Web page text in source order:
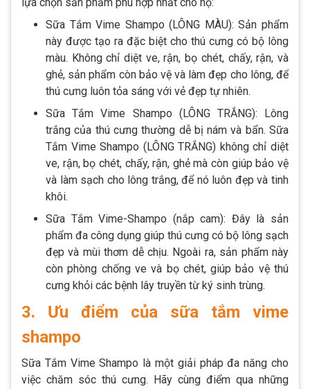
Sữa Tắm Vime Shampo (LÔNG MÀU): Sản phẩm
này được tạo ra đặc biệt cho thú cưng có bộ lông
màu. Không chỉ diệt ve, rận, bọ chét, chấy, rận, và
ghẻ, sản phẩm còn bảo vệ và làm đẹp cho lông, để
thú cưng luôn tỏa sáng với vẻ đẹp tự nhiên.
Sữa Tắm Vime Shampo (LÔNG TRẮNG): Lông
trắng của thú cưng thường dễ bị nám và bẩn. Sữa
Tắm Vime Shampo (LÔNG TRẮNG) không chỉ diệt
ve, rận, bọ chét, chấy, rận, ghẻ mà còn giúp bảo vệ
và làm sạch cho lông trắng, để nó luôn đẹp và tinh
khôi.
Sữa Tắm Vime-Shampo (nắp cam): Đây là sản
phẩm đa công dụng giúp thú cưng có bộ lông sạch
đẹp và mùi thơm dễ chịu. Ngoài ra, sản phẩm này
còn phòng chống ve và bọ chét, giúp bảo vệ thú
cưng khỏi các bệnh lây truyền từ ký sinh trùng.
3. Ưu điểm của sữa tắm vime
shampo
Sữa Tắm Vime Shampo là một giải pháp đa năng cho
việc chăm sóc thú cưng. Hãy cùng điểm qua những